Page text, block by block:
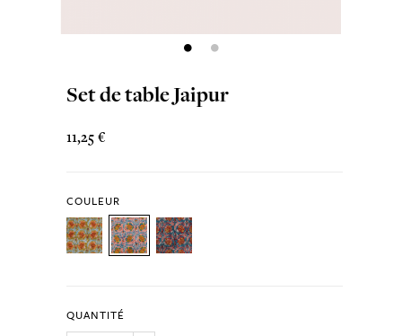
Set de table Jaipur
11,25 €
COULEUR
QUANTITÉ